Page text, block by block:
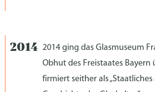
2014 ging das Glasmuseum
Obhut des Freistaates Bayern
firmiert seither als